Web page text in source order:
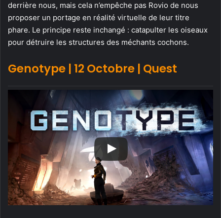
derrière nous, mais cela n’empêche pas Rovio de nous
proposer un portage en réalité virtuelle de leur titre
phare. Le principe reste inchangé : catapulter les oiseaux
pour détruire les structures des méchants cochons.
Genotype | 12 Octobre | Quest